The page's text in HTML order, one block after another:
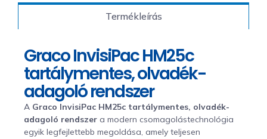
Termékleírás
Graco InvisiPac HM25c
tartálymentes, olvadék-
adagoló rendszer
A Graco InvisiPac HM25c tartálymentes, olvadék-
adagoló rendszer a modern csomagolástechnológia
egyik legfejlettebb megoldása, amely teljesen